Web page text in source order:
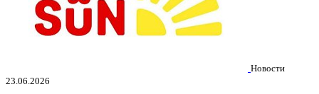
Новости
23.06.2026